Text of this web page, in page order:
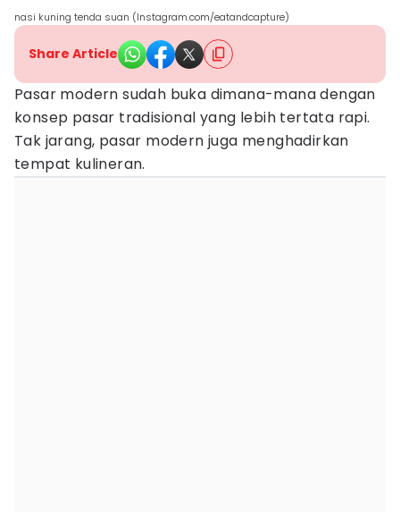
nasi kuning tenda suan (Instagram.com/eatandcapture)
Share Article
Pasar modern sudah buka dimana-mana dengan
konsep pasar tradisional yang lebih tertata rapi.
Tak jarang, pasar modern juga menghadirkan
tempat kulineran.